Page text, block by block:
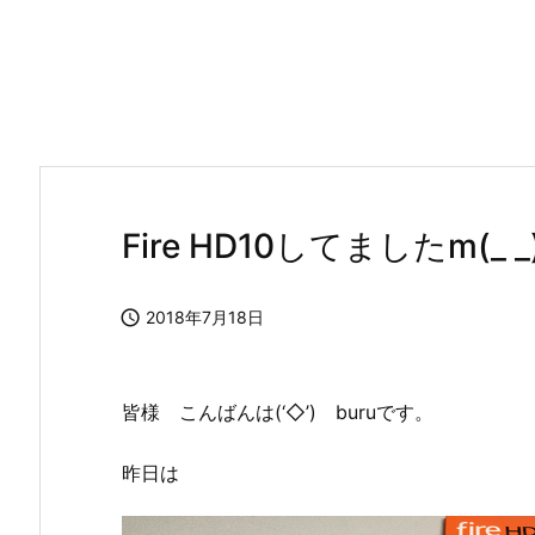
Fire HD10してましたm(_
 2018年7月18日
皆様 こんばんは(‘◇’)ゞburuです。
昨日は